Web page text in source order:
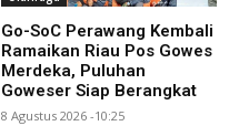
Go-SoC Perawang Kembali
Ramaikan Riau Pos Gowes
Merdeka, Puluhan
Goweser Siap Berangkat
8 Agustus 2026 -10:25